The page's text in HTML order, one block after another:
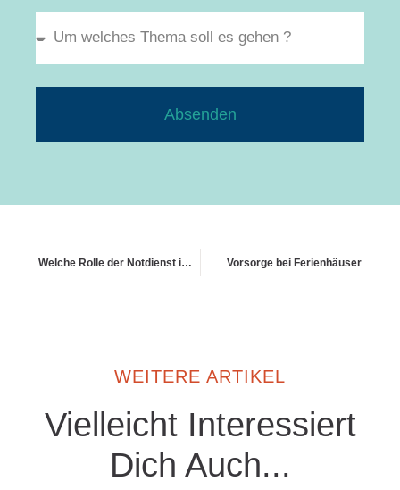
Absenden
Welche Rolle der Notdienst im Schadensfall spielt Vorsorge bei Ferienhäuser
WEITERE ARTIKEL
Vielleicht Interessiert
Dich Auch...